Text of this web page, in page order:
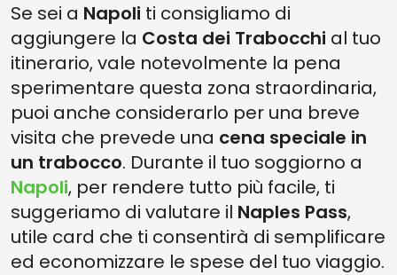
Se sei a Napoli ti consigliamo di
aggiungere la Costa dei Trabocchi al tuo
itinerario, vale notevolmente la pena
sperimentare questa zona straordinaria,
puoi anche considerarlo per una breve
visita che prevede una cena speciale in
un trabocco. Durante il tuo soggiorno a
Napoli, per rendere tutto più facile, ti
suggeriamo di valutare il Naples Pass,
utile card che ti consentirà di semplificare
ed economizzare le spese del tuo viaggio.